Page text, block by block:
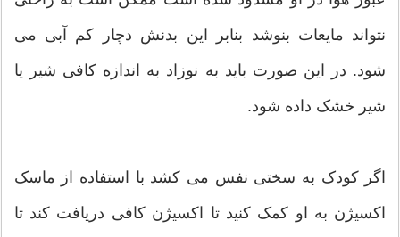
نتواند مایعات بنوشد بنابر این بدنش دچار کم آبی می
شود. در این صورت باید به نوزاد به اندازه کافی شیر یا
شیر خشک داده شود.
اگر کودک به سختی نفس می کشد با استفاده از ماسک
اکسیژن به او کمک کنید تا اکسیژن کافی دریافت کند تا